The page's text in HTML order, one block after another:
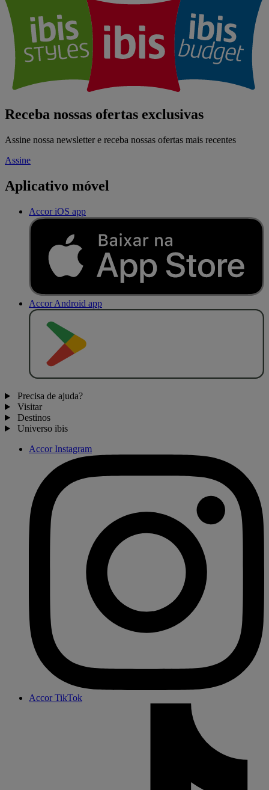
Receba nossas ofertas exclusivas
Assine nossa newsletter e receba nossas ofertas mais recentes
Assine
Aplicativo móvel
Accor iOS app
Accor Android app
Precisa de ajuda?
Visitar
Destinos
Universo ibis
Accor Instagram
Accor TikTok